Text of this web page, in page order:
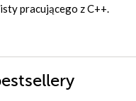
pracującego z C++.